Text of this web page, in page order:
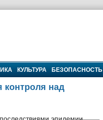
КУЛЬТУРА БЕЗОПАСНОСТЬ
над